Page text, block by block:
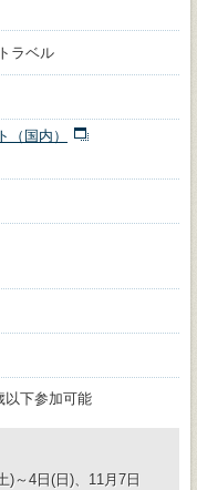
ラベル
（国内）
以下参加可能
)～4日(日)、11月7日